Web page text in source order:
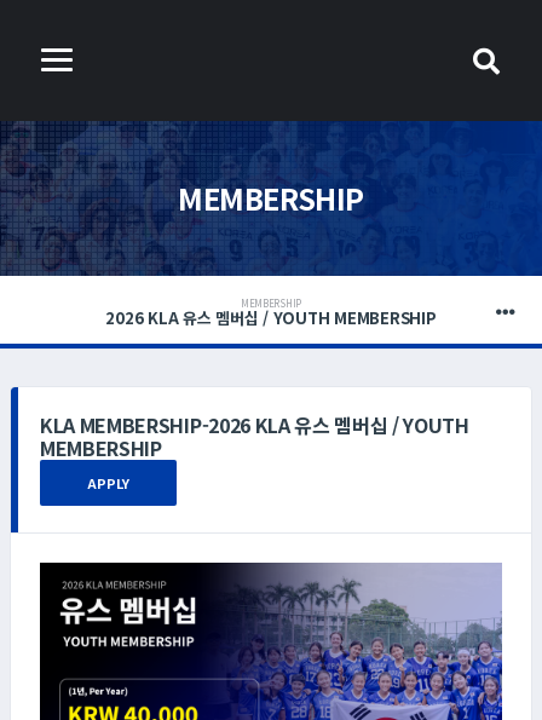
MEMBERSHIP
MEMBERSHIP
2026 KLA 유스 멤버십 / YOUTH MEMBERSHIP
KLA MEMBERSHIP-2026 KLA 유스 멤버십 / YOUTH
MEMBERSHIP
APPLY